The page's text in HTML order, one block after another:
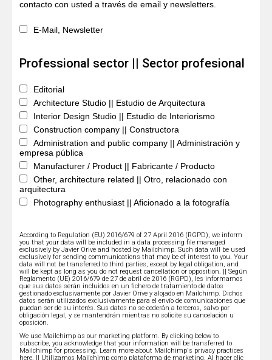
contacto con usted a través de email y newsletters.
E-Mail, Newsletter
Professional sector || Sector profesional
Editorial
Architecture Studio || Estudio de Arquitectura
Interior Design Studio || Estudio de Interiorismo
Construction company || Constructora
Administration and public company || Administración y
empresa pública
Manufacturer / Product || Fabricante / Producto
Other, architecture related || Otro, relacionado con
arquitectura
Photography enthusiast || Aficionado a la fotografía
According to Regulation (EU) 2016/679 of 27 April 2016 (RGPD), we inform
you that your data will be included in a data processing file managed
exclusively by Javier Orive and hosted by Mailchimp. Such data will be used
exclusively for sending communications that may be of interest to you. Your
data will not be transferred to third parties, except by legal obligation, and
will be kept as long as you do not request cancellation or opposition. || Según
Reglamento (UE) 2016/679 de 27 de abril de 2016 (RGPD), les informamos
que sus datos serán incluidos en un fichero de tratamiento de datos
gestionado exclusivamente por Javier Orive y alojado en Mailchimp. Dichos
datos serán utilizados exclusivamente para el envío de comunicaciones que
puedan ser de su interés. Sus datos no se cederán a terceros, salvo por
obligación legal, y se mantendrán mientras no solicite su cancelación u
oposición.
We use Mailchimp as our marketing platform. By clicking below to
subscribe, you acknowledge that your information will be transferred to
Mailchimp for processing. Learn more about Mailchimp's privacy practices
here. || Utilizamos Mailchimp como plataforma de marketing. Al hacer clic